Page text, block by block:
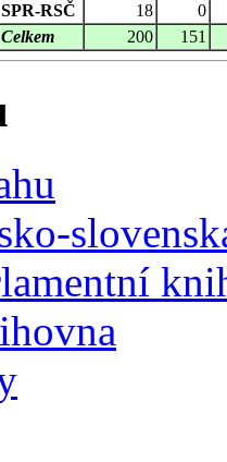
SPR-RSČ
18
0
Celkem
200 151